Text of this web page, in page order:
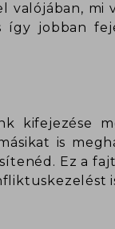
valójában, mi
így jobban
kifejezése
is
Ez a